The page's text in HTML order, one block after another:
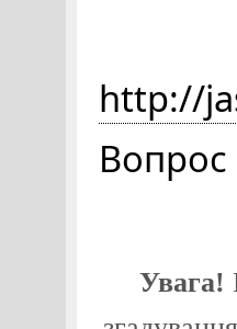
http://
Увага!